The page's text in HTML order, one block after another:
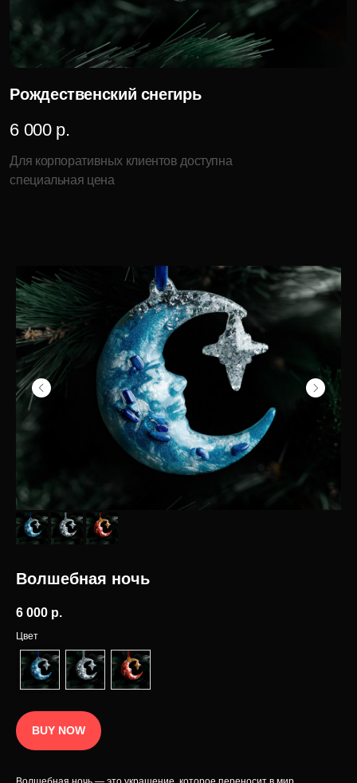
Волшебная ночь
6 000 р.
Цвет
BUY NOW
Елочные игрушки
Ювелирные украшения
Предметы декора
Корпоративные подарки
дилерам
История бренда
О компании
Мордовская ёлочная
игрушка
Карьера в INCRUA
Компания
Информация
Контакты
интерьера.
Где купить
Контакты
Доставка
+7 ( 951 ) 051-51-15
Мы на маркетплейсах